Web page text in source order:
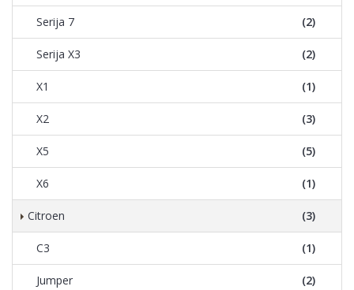
Serija 7 (2)
Serija X3 (2)
X1 (1)
X2 (3)
X5 (5)
X6 (1)
Citroen (3)
C3 (1)
Jumper (2)